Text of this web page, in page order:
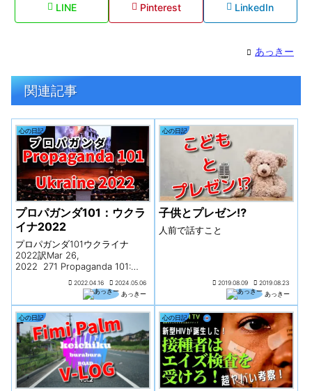
LINE Pinterest LinkedIn
あっきー
関連記事
心の日記
プロパガンダ101：ウクラ
イナ2022
プロパガンダ101ウクライナ
2022訳Mar 26,
2022 271 Propaganda 101:
コリン・トドハンター2011年、
NATO軍は、カダフィ政権追放を
掲げ、トリポリへ...
2022.04.16
2024.05.06
あっきー
心の日記
子供とプレゼン⁉
人前で話すこと
2019.08.09
2019.08.23
あっきー
心の日記 心の日記